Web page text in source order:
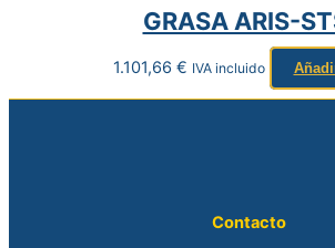
GRASA ARIS-
1.101,66 € IVA incluido
Contacto